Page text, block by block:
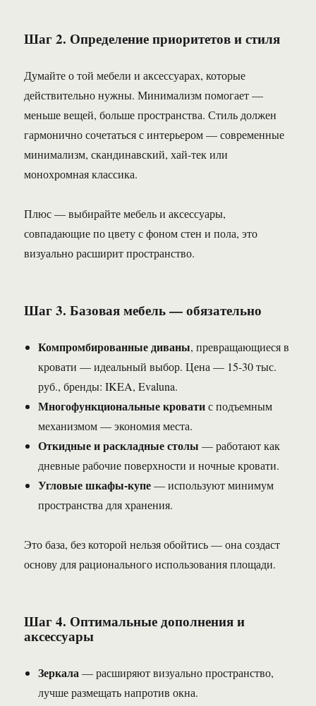
Шаг 2. Определение приоритетов и стиля
Думайте о той мебели и аксессуарах, которые
действительно нужны. Минимализм помогает —
меньше вещей, больше пространства. Стиль должен
гармонично сочетаться с интерьером — современные
минимализм, скандинавский, хай-тек или
монохромная классика.
Плюс — выбирайте мебель и аксессуары,
совпадающие по цвету с фоном стен и пола, это
визуально расширит пространство.
Шаг 3. Базовая мебель — обязательно
Компромбированные диваны, превращающиеся в
кровати — идеальный выбор. Цена — 15-30 тыс.
руб., бренды: IKEA, Evaluna.
Многофункциональные кроватис подъемным
механизмом — экономия места.
Откидные и раскладные столы — работают как
дневные рабочие поверхности и ночные кровати.
Угловые шкафы-купе— используют минимум
пространства для хранения.
Это база, без которой нельзя обойтись — она создаст
основу для рационального использования площади.
Шаг 4. Оптимальные дополнения и
аксессуары
Зеркала— расширяют визуально пространство,
лучше размещать напротив окна.